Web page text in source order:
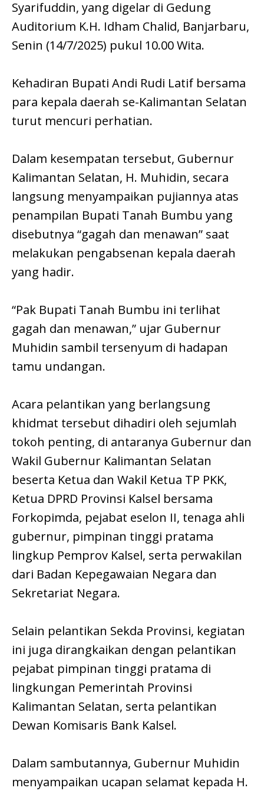
Syarifuddin, yang digelar di Gedung
Auditorium K.H. Idham Chalid, Banjarbaru,
Senin (14/7/2025) pukul 10.00 Wita.
Kehadiran Bupati Andi Rudi Latif bersama
para kepala daerah se-Kalimantan Selatan
turut mencuri perhatian.
Dalam kesempatan tersebut, Gubernur
Kalimantan Selatan, H. Muhidin, secara
langsung menyampaikan pujiannya atas
penampilan Bupati Tanah Bumbu yang
disebutnya “gagah dan menawan” saat
melakukan pengabsenan kepala daerah
yang hadir.
“Pak Bupati Tanah Bumbu ini terlihat
gagah dan menawan,” ujar Gubernur
Muhidin sambil tersenyum di hadapan
tamu undangan.
Acara pelantikan yang berlangsung
khidmat tersebut dihadiri oleh sejumlah
tokoh penting, di antaranya Gubernur dan
Wakil Gubernur Kalimantan Selatan
beserta Ketua dan Wakil Ketua TP PKK,
Ketua DPRD Provinsi Kalsel bersama
Forkopimda, pejabat eselon II, tenaga ahli
gubernur, pimpinan tinggi pratama
lingkup Pemprov Kalsel, serta perwakilan
dari Badan Kepegawaian Negara dan
Sekretariat Negara.
Selain pelantikan Sekda Provinsi, kegiatan
ini juga dirangkaikan dengan pelantikan
pejabat pimpinan tinggi pratama di
lingkungan Pemerintah Provinsi
Kalimantan Selatan, serta pelantikan
Dewan Komisaris Bank Kalsel.
Dalam sambutannya, Gubernur Muhidin
menyampaikan ucapan selamat kepada H.